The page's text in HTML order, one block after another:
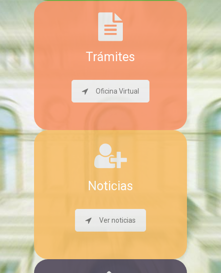
Trámites
Oficina Virtual
Noticias
Ver noticias